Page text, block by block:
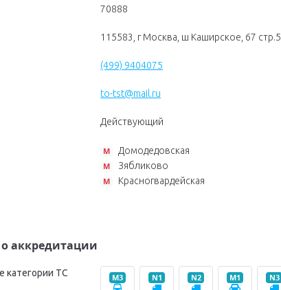
70888
115583, г Москва, ш Каширское, 67 стр.5
(499) 9404075
to-tst@mail.ru
Действующий
M Домодедовская
M Зябликово
M Красногвардейская
аккредитации
категории ТС M3 N1 N2 M1 N3